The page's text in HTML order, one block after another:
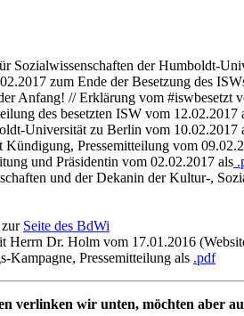
Sozialwissenschaften der Humboldt-
zum Ende der Besetzung des
Anfang! // Erklärung vom #iswbesetzt
des besetzten ISW vom 12.02.2017
Universität zu Berlin vom 10.02.2017
Pressemitteilung vom
und Präsidentin vom 02.02.2017 als
und der Dekanin der Kultur-,
Seite des BdWi
Herrn Dr. Holm vom 17.01.2016
Pressemitteilung als .pdf
verlinken wir unten, möchten aber